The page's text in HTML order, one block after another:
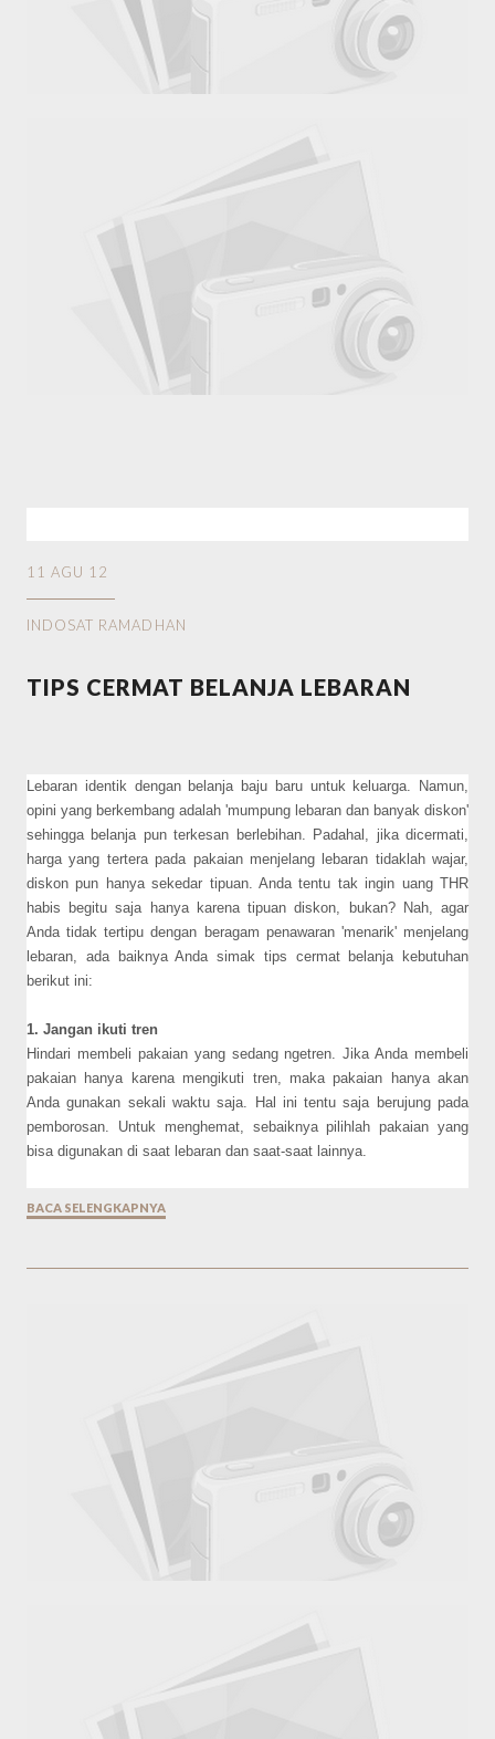
11 AGU 12
INDOSAT RAMADHAN
TIPS CERMAT BELANJA LEBARAN
Lebaran identik dengan belanja baju baru untuk keluarga. Namun,
opini yang berkembang adalah 'mumpung lebaran dan banyak diskon'
sehingga belanja pun terkesan berlebihan. Padahal, jika dicermati,
harga yang tertera pada pakaian menjelang lebaran tidaklah wajar,
diskon pun hanya sekedar tipuan. Anda tentu tak ingin uang THR
habis begitu saja hanya karena tipuan diskon, bukan? Nah, agar
Anda tidak tertipu dengan beragam penawaran 'menarik' menjelang
lebaran, ada baiknya Anda simak tips cermat belanja kebutuhan
berikut ini:
1. Jangan ikuti tren
Hindari membeli pakaian yang sedang ngetren. Jika Anda membeli
pakaian hanya karena mengikuti tren, maka pakaian hanya akan
Anda gunakan sekali waktu saja. Hal ini tentu saja berujung pada
pemborosan. Untuk menghemat, sebaiknya pilihlah pakaian yang
bisa digunakan di saat lebaran dan saat-saat lainnya.
BACA SELENGKAPNYA